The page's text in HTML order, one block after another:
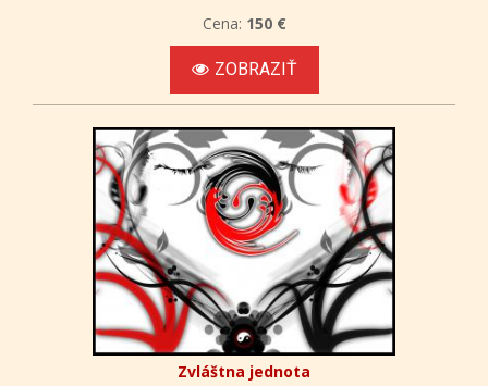
Cena: 150 €
ZOBRAZIŤ
Zvláštna jednota